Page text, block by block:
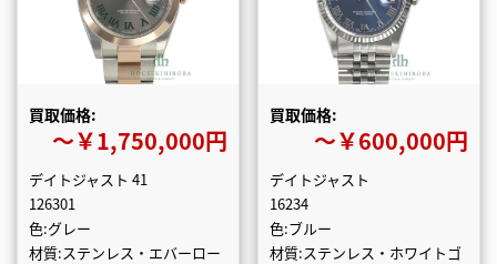
買取価格:
〜￥1,750,000円
デイトジャスト 41
126301
色:グレー
材質:ステンレス・エバーロー
買取価格:
〜￥600,000円
デイトジャスト
16234
色:ブルー
材質:ステンレス・ホワイトゴ